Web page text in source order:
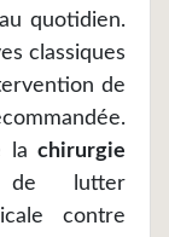
quotidien.
classiques
de
la chirurgie
lutter
contre